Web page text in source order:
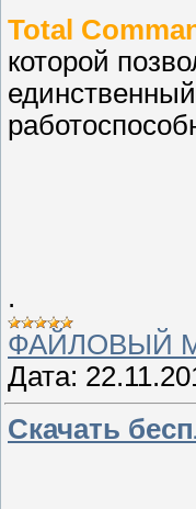
Total
которой
.
ФАЙЛОВЫЙ
Дата:
Скачать